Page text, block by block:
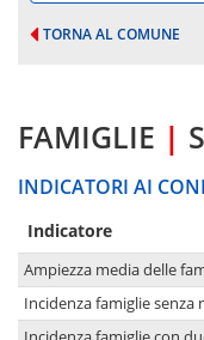
TORNA AL COMUNE
FAMIGLIE |
INDICATORI AI
Indicatore
Ampiezza media delle
Incidenza famiglie senza